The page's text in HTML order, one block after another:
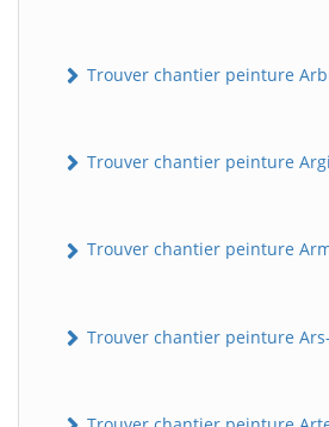
Trouver chantier peinture
Trouver chantier peinture
Trouver chantier peinture
Trouver chantier peinture